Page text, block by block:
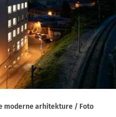
moderne arhitekture / Foto